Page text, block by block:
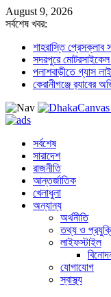
August 9, 2026
সর্বশেষ খবর:
শাহরাস্তি
সদরপুরে
পলাশবাড়ীতে গ্যাস
কেরানীগঞ্জে র‍্যাবের
সর্বশেষ
সারাদেশ
রাজনীতি
আন্তর্জাতিক
খেলাধুলা
অন্যান্য
অর্থনীতি
তথ্য ও
লাইফস্টাইল
যোগাযোগ
স্বাস্থ্য